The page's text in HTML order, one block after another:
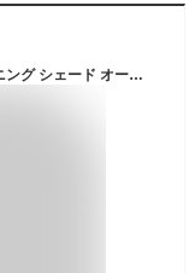
Fkstyle 日よけシェード サンシェード 庭 オーニング シェード オーニングテント 2m 日よけ つっぱり 突っ張り